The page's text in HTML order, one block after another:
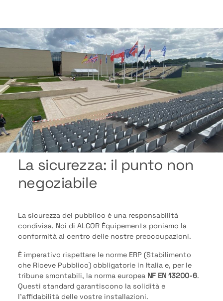
La sicurezza: il punto non
negoziabile
La sicurezza del pubblico è una responsabilità
condivisa. Noi di ALCOR Équipements poniamo la
conformità al centro delle nostre preoccupazioni.
È imperativo rispettare le norme ERP (Stabilimento
che Riceve Pubblico) obbligatorie in Italia e, per le
tribune smontabili, la norma europea NF EN 13200-6.
Questi standard garantiscono la solidità e
l’affidabilità delle vostre installazioni.